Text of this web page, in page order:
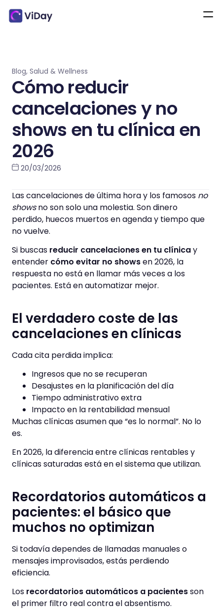
Blog, Salud & Wellness
Cómo reducir
cancelaciones y no
shows en tu clínica en
2026
20/03/2026
Las cancelaciones de última hora y los famosos no
showsno son solo una molestia. Son dinero
perdido, huecos muertos en agenda y tiempo que
no vuelve.
Si buscas reducir cancelaciones en tu clínicay
entender cómo evitar no showsen 2026, la
respuesta no está en llamar más veces a los
pacientes. Está en automatizar mejor.
El verdadero coste de las
cancelaciones en clínicas
Cada cita perdida implica:
Ingresos que no se recuperan
Desajustes en la planificación del día
Tiempo administrativo extra
Impacto en la rentabilidad mensual
Muchas clínicas asumen que “es lo normal”. No lo
es.
En 2026, la diferencia entre clínicas rentables y
clínicas saturadas está en el sistema que utilizan.
Recordatorios automáticos a
pacientes: el básico que
muchos no optimizan
Si todavía dependes de llamadas manuales o
mensajes improvisados, estás perdiendo
eficiencia.
Los recordatorios automáticos a pacientesson
el primer filtro real contra el absentismo.